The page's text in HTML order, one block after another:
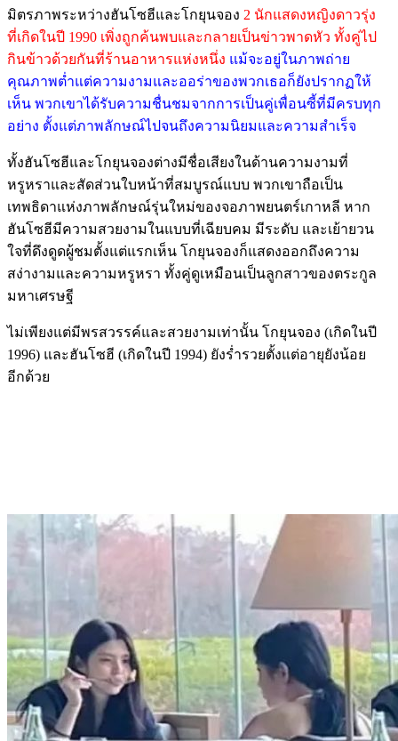
มิตรภาพระหว่างฮันโซฮีและโกยุนจอง 2 นักแสดงหญิงดาวรุ่ง
ที่เกิดในปี 1990 เพิ่งถูกค้นพบและกลายเป็นข่าวพาดหัว ทั้งคู่ไป
กินข้าวด้วยกันที่ร้านอาหารแห่งหนึ่ง แม้จะอยู่ในภาพถ่าย
คุณภาพต่ำแต่ความงามและออร่าของพวกเธอก็ยังปรากฏให้
เห็น พวกเขาได้รับความชื่นชมจากการเป็นคู่เพื่อนซี้ที่มีครบทุก
อย่าง ตั้งแต่ภาพลักษณ์ไปจนถึงความนิยมและความสำเร็จ
ทั้งฮันโซฮีและโกยุนจองต่างมีชื่อเสียงในด้านความงามที่
หรูหราและสัดส่วนใบหน้าที่สมบูรณ์แบบ พวกเขาถือเป็น
เทพธิดาแห่งภาพลักษณ์รุ่นใหม่ของจอภาพยนตร์เกาหลี หาก
ฮันโซฮีมีความสวยงามในแบบที่เฉียบคม มีระดับ และเย้ายวน
ใจที่ดึงดูดผู้ชมตั้งแต่แรกเห็น โกยุนจองก็แสดงออกถึงความ
สง่างามและความหรูหรา ทั้งคู่ดูเหมือนเป็นลูกสาวของตระกูล
มหาเศรษฐี
ไม่เพียงแต่มีพรสวรรค์และสวยงามเท่านั้น โกยุนจอง (เกิดในปี
1996) และฮันโซฮี (เกิดในปี 1994) ยังร่ำรวยตั้งแต่อายุยังน้อย
อีกด้วย